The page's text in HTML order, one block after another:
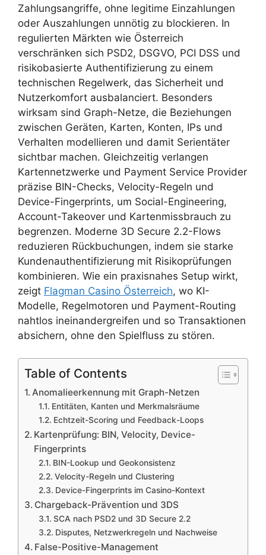
Zahlungsangriffe, ohne legitime Einzahlungen
oder Auszahlungen unnötig zu blockieren. In
regulierten Märkten wie Österreich
verschränken sich PSD2, DSGVO, PCI DSS und
risikobasierte Authentifizierung zu einem
technischen Regelwerk, das Sicherheit und
Nutzerkomfort ausbalanciert. Besonders
wirksam sind Graph-Netze, die Beziehungen
zwischen Geräten, Karten, Konten, IPs und
Verhalten modellieren und damit Serientäter
sichtbar machen. Gleichzeitig verlangen
Kartennetzwerke und Payment Service Provider
präzise BIN-Checks, Velocity-Regeln und
Device-Fingerprints, um Social-Engineering,
Account-Takeover und Kartenmissbrauch zu
begrenzen. Moderne 3D Secure 2.2-Flows
reduzieren Rückbuchungen, indem sie starke
Kundenauthentifizierung mit Risikoprüfungen
kombinieren. Wie ein praxisnahes Setup wirkt,
zeigt Flagman Casino Österreich, wo KI-
Modelle, Regelmotoren und Payment-Routing
nahtlos ineinandergreifen und so Transaktionen
absichern, ohne den Spielfluss zu stören.
Table of Contents
Anomalieerkennung mit Graph-Netzen
Entitäten, Kanten und Merkmalsräume
Echtzeit-Scoring und Feedback-Loops
Kartenprüfung: BIN, Velocity, Device-
Fingerprints
BIN-Lookup und Geokonsistenz
Velocity-Regeln und Clustering
Device-Fingerprints im Casino-Kontext
Chargeback-Prävention und 3DS
SCA nach PSD2 und 3D Secure 2.2
Disputes, Netzwerkregeln und Nachweise
False-Positive-Management